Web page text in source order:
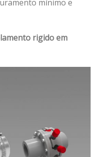
mínimo e
rigido em